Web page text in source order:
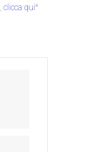
clicca qui*